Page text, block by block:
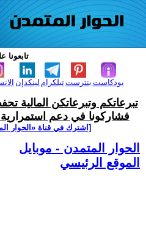
تابعونا
لينكدإن تيلكرامبنترست بودكاست
تبرعاتكم وتبرعاتكن المالية
فشاركونا في دعم استمرارية
[اشترك في قناة ‫«الحوار
الحوار المتمدن - موبايل
الموقع الرئيسي